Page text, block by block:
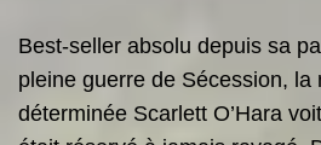
Best-seller absolu depuis sa
pleine guerre de Sécession, la
déterminée Scarlett O’Hara